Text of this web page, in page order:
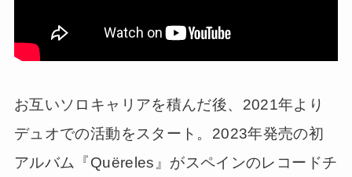
お互いソロキャリアを積んだ後、2021年より
デュオでの活動をスタート。2023年発売の初
アルバム『Quëreles』がスペインのレコードチ